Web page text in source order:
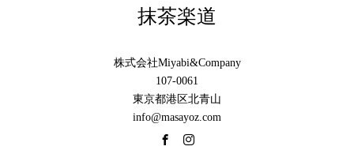
抹茶楽道
株式会社Miyabi&Company
107-0061
東京都港区北青山
info@masayoz.com